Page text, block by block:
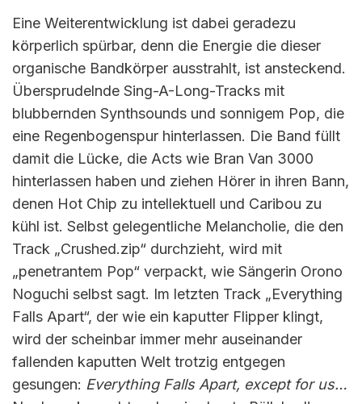
Eine Weiterentwicklung ist dabei geradezu
körperlich spürbar, denn die Energie die dieser
organische Bandkörper ausstrahlt, ist ansteckend.
Übersprudelnde Sing-A-Long-Tracks mit
blubbernden Synthsounds und sonnigem Pop, die
eine Regenbogenspur hinterlassen. Die Band füllt
damit die Lücke, die Acts wie Bran Van 3000
hinterlassen haben und ziehen Hörer in ihren Bann,
denen Hot Chip zu intellektuell und Caribou zu
kühl ist. Selbst gelegentliche Melancholie, die den
Track „Crushed.zip“ durchzieht, wird mit
„penetrantem Pop“ verpackt, wie Sängerin Orono
Noguchi selbst sagt. Im letzten Track „Everything
Falls Apart“, der wie ein kaputter Flipper klingt,
wird der scheinbar immer mehr auseinander
fallenden kaputten Welt trotzig entgegen
gesungen: Everything Falls Apart, except for us…